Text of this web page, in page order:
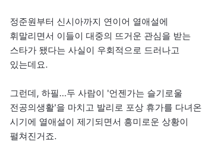
정준원부터 신시아까지 연이어 열애설에
휘말리면서 이들이 대중의 뜨거운 관심을 받는
스타가 됐다는 사실이 우회적으로 드러나고
있는데요.
그런데, 하필...두 사람이 '언젠가는 슬기로울
전공의생활'을 마치고 발리로 포상 휴가를 다녀온
시기에 열애설이 제기되면서 흥미로운 상황이
펼쳐진거죠.